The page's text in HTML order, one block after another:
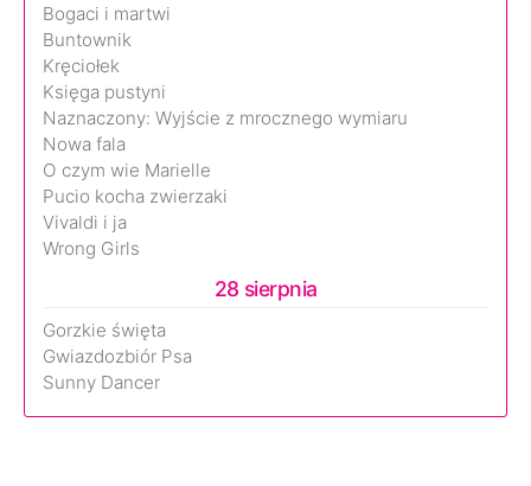
Bogaci i martwi
Buntownik
Kręciołek
Księga pustyni
Naznaczony: Wyjście z mrocznego wymiaru
Nowa fala
O czym wie Marielle
Pucio kocha zwierzaki
Vivaldi i ja
Wrong Girls
28 sierpnia
Gorzkie święta
Gwiazdozbiór Psa
Sunny Dancer